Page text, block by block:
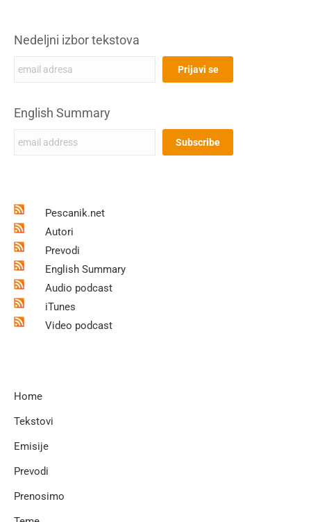
Nedeljni izbor tekstova
English Summary
Pescanik.net
Autori
Prevodi
English Summary
Audio podcast
iTunes
Video podcast
Home
Tekstovi
Emisije
Prevodi
Prenosimo